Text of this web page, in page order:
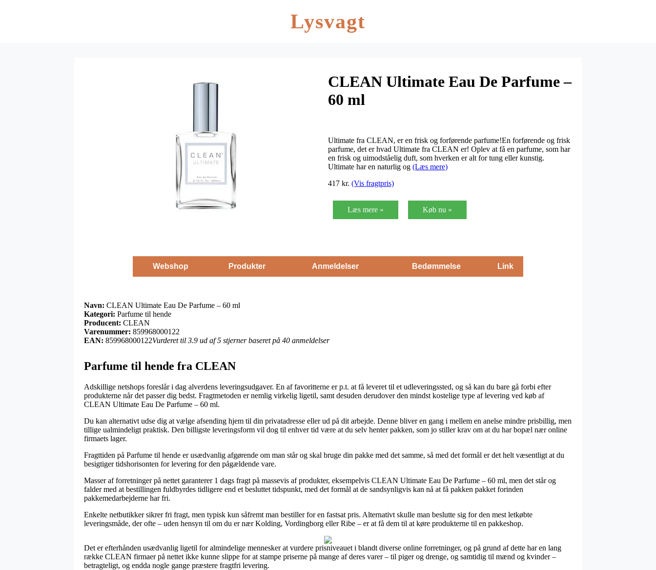
Lysvagt
CLEAN Ultimate Eau De Parfume –
60 ml
Ultimate fra CLEAN, er en frisk og forførende parfume!En forførende og frisk
parfume, det er hvad Ultimate fra CLEAN er! Oplev at få en parfume, som har
en frisk og uimodståelig duft, som hverken er alt for tung eller kunstig.
Ultimate har en naturlig og (Læs mere)
417 kr. (Vis fragtpris)
Læs mere » Køb nu »
Webshop Produkter Anmeldelser Bedømmelse Link
Navn: CLEAN Ultimate Eau De Parfume – 60 ml
Kategori: Parfume til hende
Producent: CLEAN
Varenummer: 859968000122
EAN: 859968000122Vurderet til 3.9 ud af 5 stjerner baseret på 40 anmeldelser
Parfume til hende fra CLEAN
Adskillige netshops foreslår i dag alverdens leveringsudgaver. En af favoritterne er p.t. at få leveret til et udleveringssted, og så kan du bare gå forbi efter
produkterne når det passer dig bedst. Fragtmetoden er nemlig virkelig ligetil, samt desuden derudover den mindst kostelige type af levering ved køb af
CLEAN Ultimate Eau De Parfume – 60 ml.
Du kan alternativt udse dig at vælge afsending hjem til din privatadresse eller ud på dit arbejde. Denne bliver en gang i mellem en anelse mindre prisbillig, men
tillige ualmindeligt praktisk. Den billigste leveringsform vil dog til enhver tid være at du selv henter pakken, som jo stiller krav om at du har bopæl nær online
firmaets lager.
Fragttiden på Parfume til hende er usædvanlig afgørende om man står og skal bruge din pakke med det samme, så med det formål er det helt væsentligt at du
besigtiger tidshorisonten for levering for den pågældende vare.
Masser af forretninger på nettet garanterer 1 dags fragt på massevis af produkter, eksempelvis CLEAN Ultimate Eau De Parfume – 60 ml, men det står og
falder med at bestillingen fuldbyrdes tidligere end et besluttet tidspunkt, med det formål at de sandsynligvis kan nå at få pakken pakket forinden
pakkemedarbejderne har fri.
Enkelte netbutikker sikrer fri fragt, men typisk kun såfremt man bestiller for en fastsat pris. Alternativt skulle man beslutte sig for den mest letkøbte
leveringsmåde, der ofte – uden hensyn til om du er nær Kolding, Vordingborg eller Ribe – er at få dem til at køre produkterne til en pakkeshop.
Det er efterhånden usædvanlig ligetil for almindelige mennesker at vurdere prisniveauet i blandt diverse online forretninger, og på grund af dette har en lang
række CLEAN firmaer på nettet ikke kunne slippe for at stampe priserne på mange af deres varer – til piger og drenge, og samtidig til mænd og kvinder –
betragteligt, og endda nogle gange præstere fragtfri levering.